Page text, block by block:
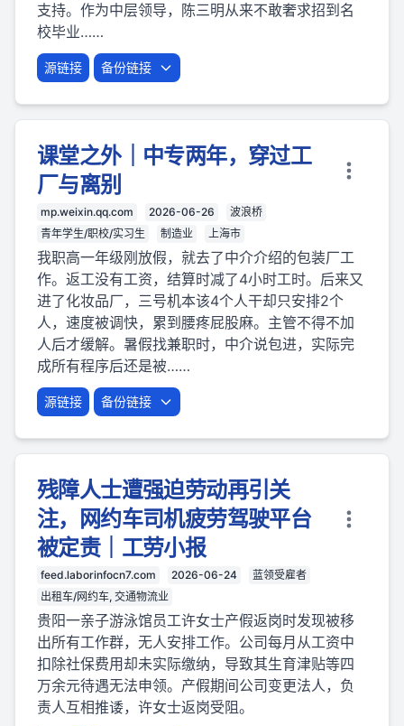
支持。作为中层领导，陈三明从来不敢奢求招到名
校毕业……
源链接 备份链接
课堂之外｜中专两年，穿过工
厂与离别
mp.weixin.qq.com 2026-06-26
波浪桥
青年学生/职校/实习生
制造业 上海市
我职高一年级刚放假，就去了中介介绍的包装厂工
作。返工没有工资，结算时减了4小时工时。后来又
进了化妆品厂，三号机本该4个人干却只安排2个
人，速度被调快，累到腰疼屁股麻。主管不得不加
人后才缓解。暑假找兼职时，中介说包进，实际完
成所有程序后还是被……
源链接 备份链接
残障人士遭强迫劳动再引关
注，网约车司机疲劳驾驶平台
被定责｜工劳小报
feed.laborinfocn7.com 2026-06-24
蓝领受雇者
出租车/网约车, 交通物流业
贵阳一亲子游泳馆员工许女士产假返岗时发现被移
出所有工作群，无人安排工作。公司每月从工资中
扣除社保费用却未实际缴纳，导致其生育津贴等四
万余元待遇无法申领。产假期间公司变更法人，负
责人互相推诿，许女士返岗受阻。